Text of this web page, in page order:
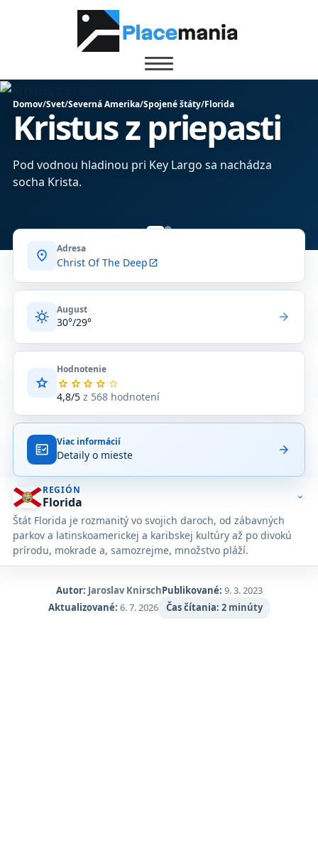
Domov/Svet/Severná Amerika/Spojené štáty/Florida
Kristus z priepasti
Pod vodnou hladinou pri Key Largo sa nachádza
socha Krista.
location_on Adresa
Christ Of The Deepopen_in_new
sunny August
30°/29° arrow_forward
star
Hodnotenie
star star star star star
4,8/5z 568 hodnotení
Priemerné
hodnotenie
z
na
základe
568
hodnotení
na
Google
Maps.
fact_check Viac informácií
Detaily o mieste arrow_forward
REGIÓN
Florida
Štát Florida je rozmanitý vo svojich daroch, od zábavných
parkov a latinskoamerickej a karibskej kultúry až po divokú
prírodu, mokrade a, samozrejme, množstvo pláží.
expand_more
Autor: Jaroslav KnirschPublikované: 9. 3. 2023
Aktualizované: 6. 7. 2026 Čas čítania: 2 minúty